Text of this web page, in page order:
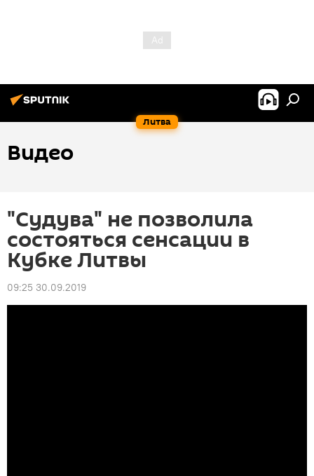
Литва
Видео
"Судува" не позволила
состояться сенсации в
Кубке Литвы
09:25 30.09.2019